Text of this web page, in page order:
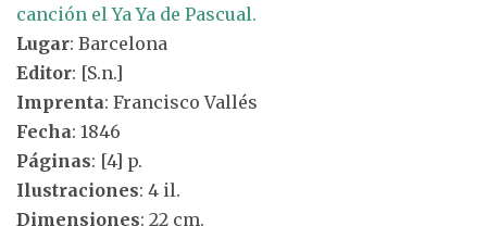
canción el Ya Ya de Pascual.
Lugar: Barcelona
Editor: [S.n.]
Imprenta: Francisco Vallés
Fecha: 1846
Páginas: [4] p.
Ilustraciones: 4 il.
Dimensiones: 22 cm.